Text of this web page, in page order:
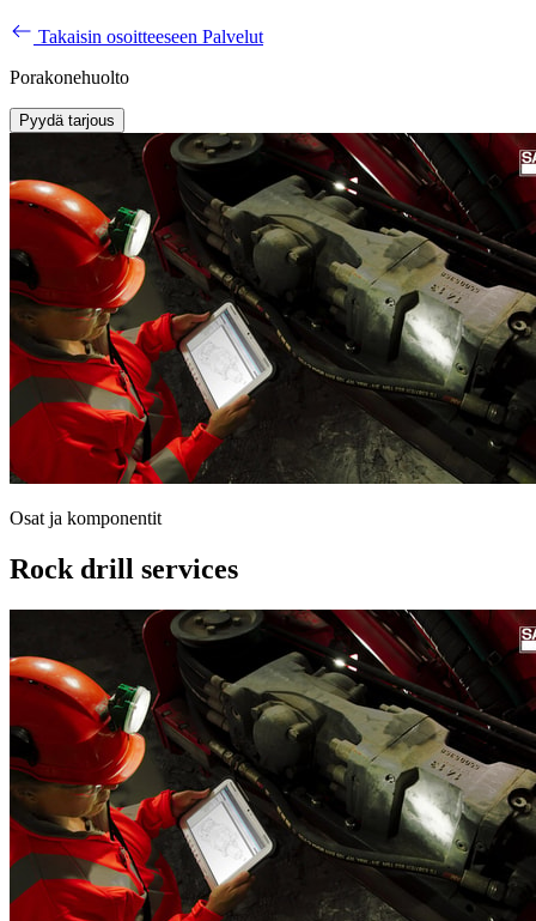
Takaisin osoitteeseen Palvelut
Porakonehuolto
Pyydä tarjous
Osat ja komponentit
Rock drill services